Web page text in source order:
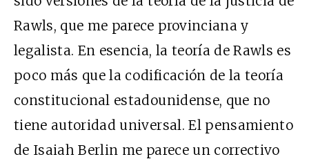
Rawls, que me parece provinciana y
legalista. En esencia, la teoría de Rawls es
poco más que la codificación de la teoría
constitucional estadounidense, que no
tiene autoridad universal. El pensamiento
de Isaiah Berlin me parece un correctivo